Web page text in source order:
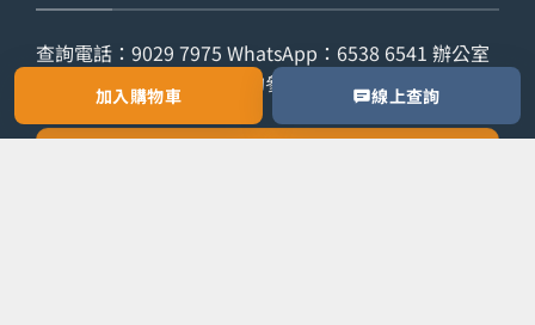
加入購物車
查詢電話： 9029 7975 WhatsApp： 6538 6541 辦公室
2861 8762
歡迎預約參觀陳列室，或索取公司／
團體報價。
線上查詢